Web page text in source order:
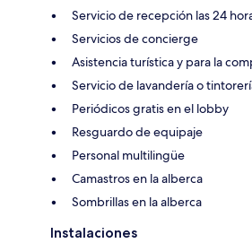
Servicio de recepción las 24
Servicios de concierge
Asistencia turística y para la
Servicio de lavandería o
Periódicos gratis en el lobby
Resguardo de equipaje
Personal multilingüe
Camastros en la alberca
Sombrillas en la alberca
Instalaciones